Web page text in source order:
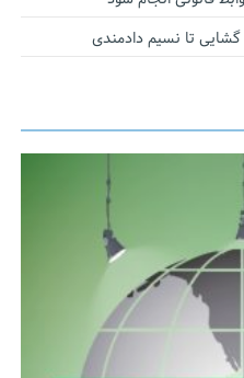
گشایی تا نسیم دادمندی